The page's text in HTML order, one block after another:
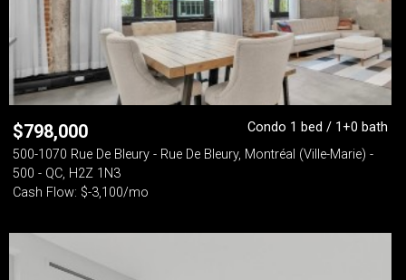
$798,000
Condo 1 bed / 1+0 bath
500-1070 Rue De Bleury - Rue De Bleury, Montréal (Ville-Marie) -
500 - QC, H2Z 1N3
Cash Flow: $-3,100/mo